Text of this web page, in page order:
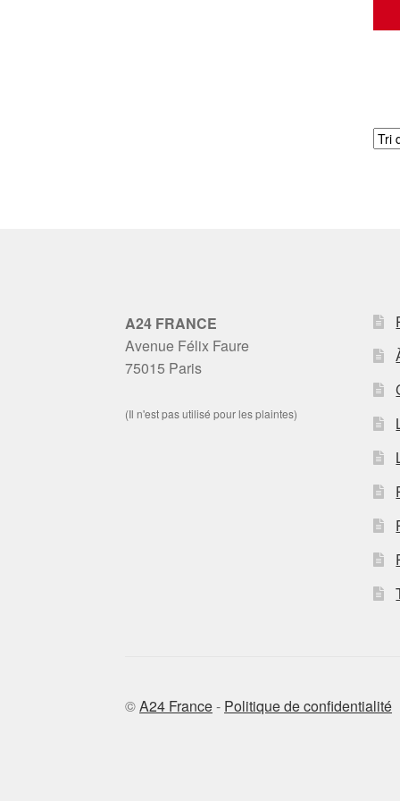
A24 FRANCE
Avenue Félix Faure
75015 Paris
(Il n'est pas utilisé pour les plaintes)
©A24 France- Politique de confidentialité